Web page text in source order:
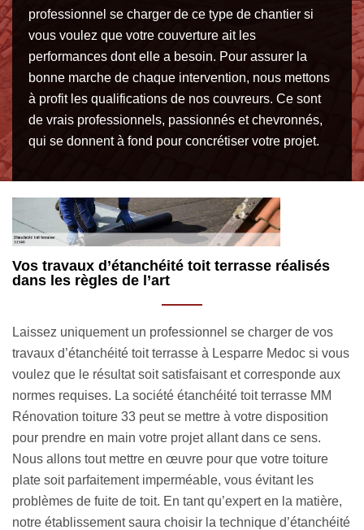
professionnel se charger de ce type de chantier si
vous voulez que votre couverture ait les
performances dont elle a besoin. Pour assurer la
bonne marche de chaque intervention, nous mettons
à profit les qualifications de nos couvreurs. Ce sont
de vrais professionnels, passionnés et chevronnés,
qui se donnent à fond pour concrétiser votre projet.
Un accompagnement sur mesure pour votre
étanchéité toit terrasse à Lesparre Medoc 33340
Quel intérêt à rendre une toiture étanche ? Tout simplement
parce que le toit ne peut être considéré comme un toit si
celui-ci ne dispose des performances requises. Son rôle
étant de protéger les occupants de votre maison contre les
intempéries, les changements climatiques et les
agressions extérieures, il est impératif de réaliser des
travaux d’étanchéité toit terrasse 33340, et ce dès la
conception de votre couverture. Afin de maintenir cette
étanchéité, nous vous conseillons d’entretenir
régulièrement votre toiture plate en réalisant un traitement